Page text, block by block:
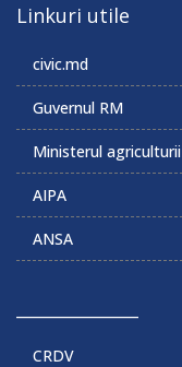
Linkuri utile
civic.md
Guvernul RM
Ministerul agriculturii
AIPA
ANSA
CRDV